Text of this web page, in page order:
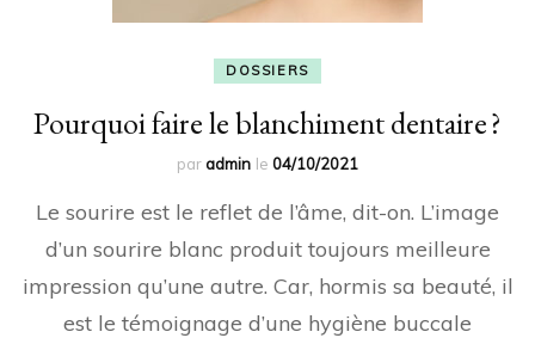
DOSSIERS
Pourquoi faire le blanchiment dentaire ?
paradmin le 04/10/2021
Le sourire est le reflet de l’âme, dit-on. L’image
d’un sourire blanc produit toujours meilleure
impression qu’une autre. Car, hormis sa beauté, il
est le témoignage d’une hygiène buccale